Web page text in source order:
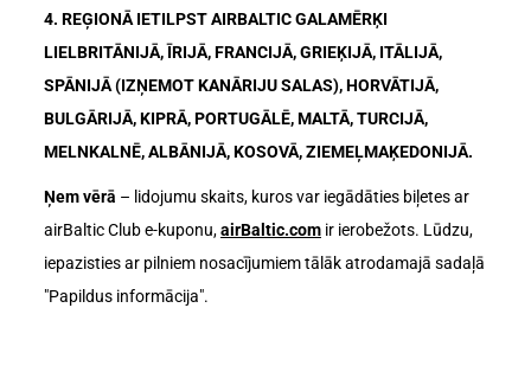
4. REĢIONĀ IETILPST AIRBALTIC GALAMĒRĶI
LIELBRITĀNIJĀ, ĪRIJĀ, FRANCIJĀ, GRIEĶIJĀ, ITĀLIJĀ,
SPĀNIJĀ (IZŅEMOT KANĀRIJU SALAS), HORVĀTIJĀ,
BULGĀRIJĀ, KIPRĀ, PORTUGĀLĒ, MALTĀ, TURCIJĀ,
MELNKALNĒ, ALBĀNIJĀ, KOSOVĀ, ZIEMEĻMAĶEDONIJĀ.
Ņem vērā – lidojumu skaits, kuros var iegādāties biļetes ar
airBaltic Club e-kuponu,airBaltic.com ir ierobežots. Lūdzu,
iepazisties ar pilniem nosacījumiem tālāk atrodamajā sadaļā
"Papildus informācija".